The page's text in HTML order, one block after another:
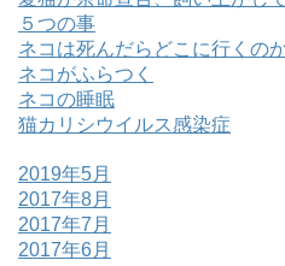
５つの事
ネコは死んだらどこに行くの
ネコがふらつく
ネコの睡眠
猫カリシウイルス感染症
2019年5月
2017年8月
2017年7月
2017年6月